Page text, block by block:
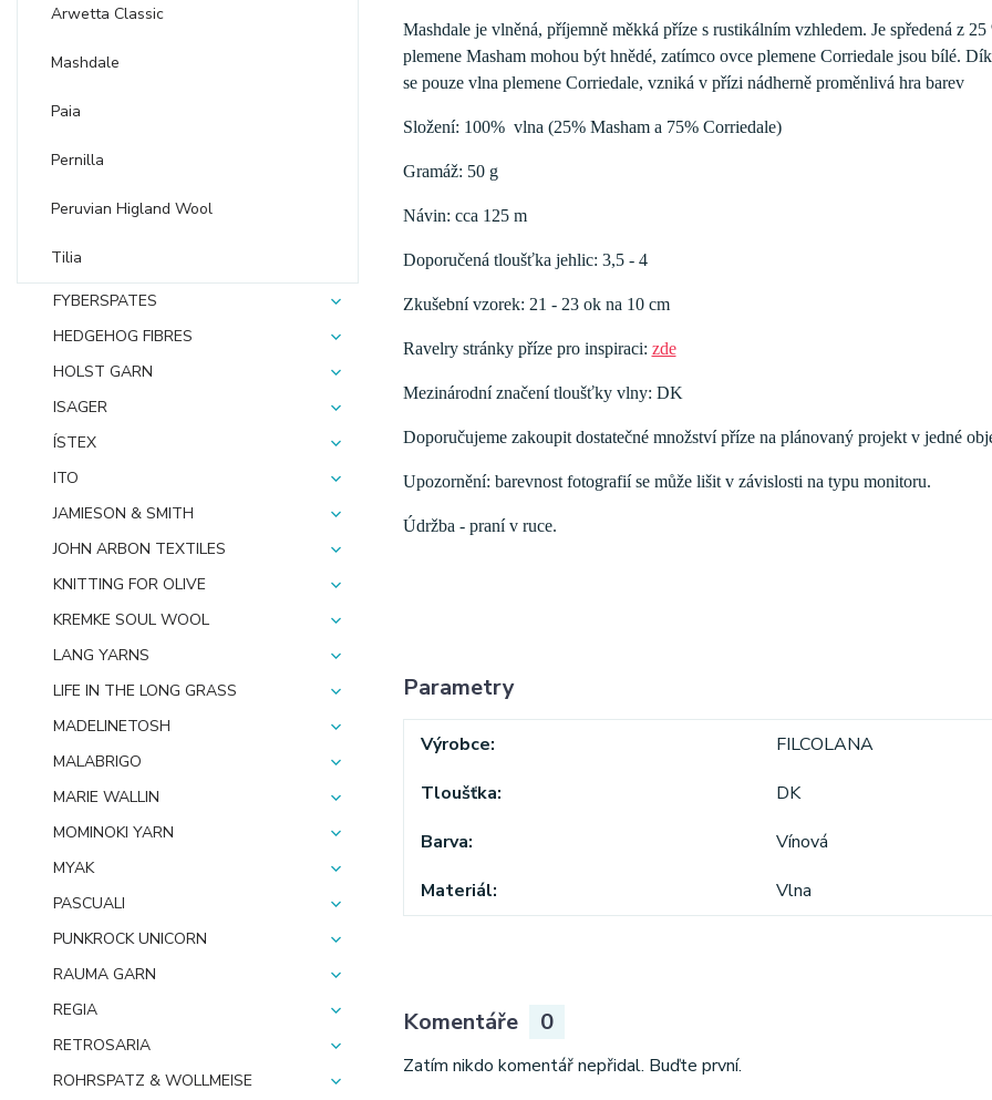
Arwetta Classic
Mashdale
Paia
Pernilla
Peruvian Higland Wool
Tilia
FYBERSPATES
HEDGEHOG FIBRES
HOLST GARN
ISAGER
ÍSTEX
ITO
JAMIESON & SMITH
JOHN ARBON TEXTILES
KNITTING FOR OLIVE
KREMKE SOUL WOOL
LANG YARNS
LIFE IN THE LONG GRASS
MADELINETOSH
MALABRIGO
MARIE WALLIN
MOMINOKI YARN
MYAK
PASCUALI
PUNKROCK UNICORN
RAUMA GARN
REGIA
RETROSARIA
ROHRSPATZ & WOLLMEISE
Mashdale je vlněná, příjemně měkká příze s rustikálním vzhledem. Je spředená z
plemene Masham mohou být hnědé, zatímco ovce plemene Corriedale jsou bílé.
se pouze vlna plemene Corriedale, vzniká v přízi nádherně proměnlivá hra barev
Složení: 100% vlna (25% Masham a 75% Corriedale)
Gramáž: 50 g
Návin: cca 125 m
Doporučená tloušťka jehlic: 3,5 - 4
Zkušební vzorek: 21 - 23 ok na 10 cm
Ravelry stránky příze pro inspiraci: zde
Mezinárodní značení tloušťky vlny: DK
Doporučujeme zakoupit dostatečné množství příze na plánovaný projekt v jedné
Upozornění: barevnost fotografií se může lišit v závislosti na typu monitoru.
Údržba - praní v ruce.
Parametry
Výrobce
FILCOLANA
Tloušťka
DK
Barva
Vínová
Materiál
Vlna
Komentáře 0
Zatím nikdo komentář nepřidal. Buďte první.